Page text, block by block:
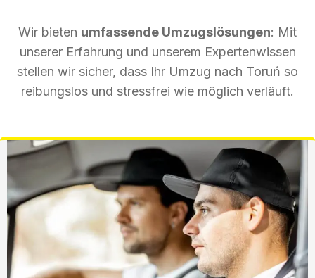
Wir bieten umfassende Umzugslösungen: Mit
unserer Erfahrung und unserem Expertenwissen
stellen wir sicher, dass Ihr Umzug nach Toruń so
reibungslos und stressfrei wie möglich verläuft.